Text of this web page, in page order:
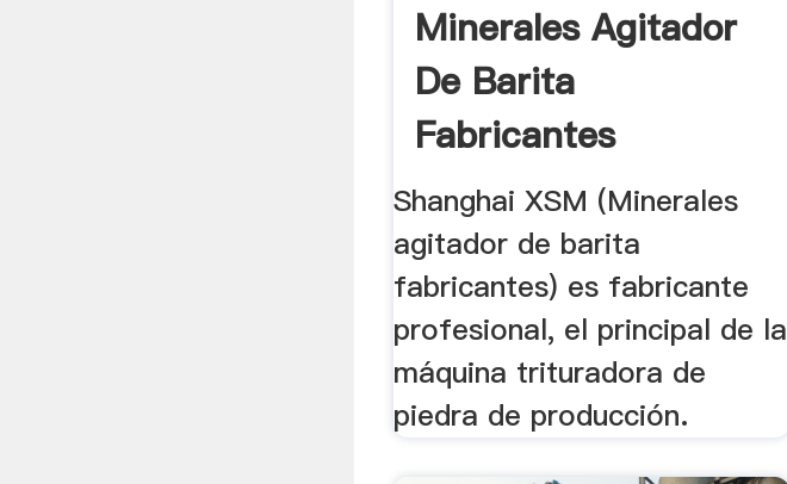
Minerales Agitador
De Barita
Fabricantes
Shanghai XSM (Minerales
agitador de barita
fabricantes) es fabricante
profesional, el principal de la
máquina trituradora de
piedra de producción.